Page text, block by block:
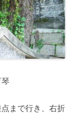
まで行き、右折